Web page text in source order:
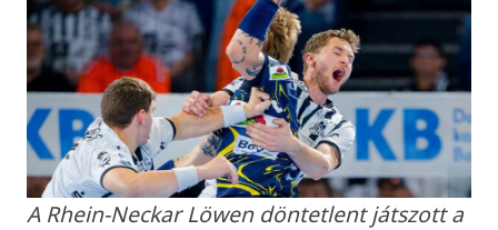
A Rhein-Neckar Löwen döntetlent játszott a